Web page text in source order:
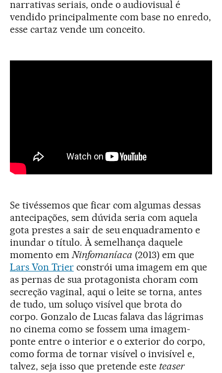
narrativas seriais, onde o audiovisual é
vendido principalmente com base no enredo,
esse cartaz vende um conceito.
Se tivéssemos que ficar com algumas dessas
antecipações, sem dúvida seria com aquela
gota prestes a sair de seu enquadramento e
inundar o título. À semelhança daquele
momento em Ninfomaníaca (2013) em que
Lars Von Trierconstrói uma imagem em que
as pernas de sua protagonista choram com
secreção vaginal, aqui o leite se torna, antes
de tudo, um soluço visível que brota do
corpo. Gonzalo de Lucas falava das lágrimas
no cinema como se fossem uma imagem-
ponte entre o interior e o exterior do corpo,
como forma de tornar visível o invisível e,
talvez, seja isso que pretende este teaser